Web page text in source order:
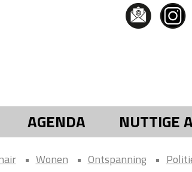
AGENDA NUTTIGE
Wonen Ontspanning